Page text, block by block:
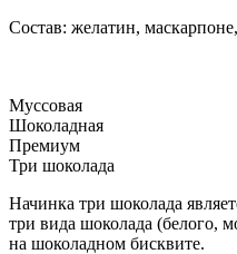
Состав: желатин,
Муссовая
Шоколадная
Премиум
Три шоколада
Начинка три шоколада
три вида шоколада (белого,
на шоколадном бисквите.